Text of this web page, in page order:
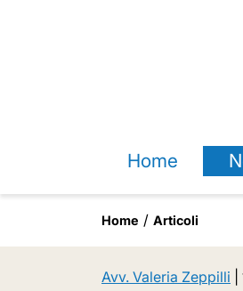
Home
Home Articoli
Avv. Valeria Zeppilli